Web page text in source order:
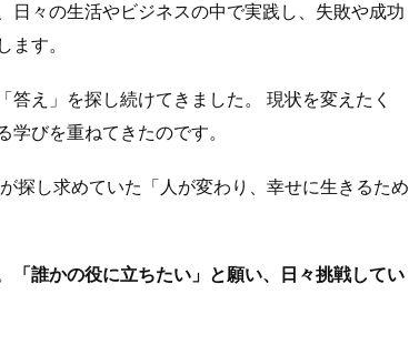
日々の生活やビジネスの中で実践し、失敗や成功
ます。
え」を探し続けてきました。 現状を変えたく
びを重ねてきたのです。
探し求めていた「人が変わり、幸せに生きるため
「誰かの役に立ちたい」と願い、日々挑戦してい